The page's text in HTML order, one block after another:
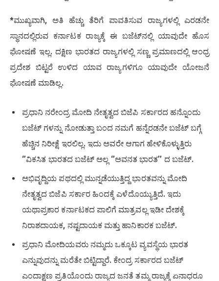
*ಮುಖ್ಯವಾಗಿ, ಅತಿ ಹೆಚ್ಚು ತೆರಿಗೆ ಪಾವತಿಸುವ ರಾಜ್ಯಗಳಲ್ಲಿ ಎರಡನೇ
ಸ್ಥಾನದಲ್ಲಿರುವ ಕರ್ನಾಟಕ ರಾಜ್ಯಕ್ಕೆ ಈ ಬಜೆಟ್‌ನಲ್ಲಿ ಯಾವುದೇ ಹೊಸ
ಘೋಷಣೆ ಇಲ್ಲ. ದಕ್ಷಿಣ ಭಾರತದ ರಾಜ್ಯಗಳಲ್ಲಿ ಸಣ್ಣ ಪ್ರಮಾಣದಲ್ಲಿ ಆಂಧ್ರ
ಪ್ರದೇಶ ಬಿಟ್ಟರೆ ಉಳಿದ ಯಾವ ರಾಜ್ಯಗಳಿಗೂ ಯಾವುದೇ ಯೋಜನೆ
ಘೋಷಣೆ ಮಾಡಿಲ್ಲ.
ಪ್ರಧಾನಿ ನರೇಂದ್ರ ಮೋದಿ ನೇತೃತ್ವದ ಬಿಜೆಪಿ ಸರ್ಕಾರದ ಹನ್ನೊಂದು
ಬಜೆಟ್ ಗಳನ್ನು ನೋಡುತ್ತಾ ಬಂದ ನಮಗೆ ಹನ್ನೆರಡನೇ ಬಜೆಟ್ ಬಗ್ಗೆ
ಹೆಚ್ಚಿನ ನಿರೀಕ್ಷೆ ಇರಲಿಲ್ಲ. ಇದು ಅವರೇ ಆಗಾಗ ಹೇಳಿಕೊಳ್ಳುತ್ತಿರು
‘’ವಿಕಸಿತ ಭಾರತದ ಬಜೆಟ್ ಅಲ್ಲ ‘’ಅವನತ ಭಾರತ’’ ದ ಬಜೆಟ್.
ಅಭಿವೃದ್ದಿಯ ಪಥದಲ್ಲಿ ಮುನ್ನಡೆಯುತ್ತಿದ್ದ ಭಾರತವನ್ನು ಮೋದಿ
ನೇತೃತ್ವದ ಬಿಜೆಪಿ ಸರ್ಕಾರ ಹಿಂದಕ್ಕೆ ಎಳೆದೊಯ್ಯುತ್ತಿದೆ. ಇದು
ಯಥಾಪ್ರಕಾರ ಕರ್ನಾಟಕದ ಪಾಲಿಗೆ ಮಾತ್ರವಲ್ಲ ಇಡೀ ದೇಶಕ್ಕೆ
ನಿರಾಶದಾಯಕ, ನಷ್ಟದಾಯಕ ಮತ್ತು ಹಾನಿಕಾರಕ ಬಜೆಟ್.
ಪ್ರಧಾನಿ ಮೋದಿಯವರು ನಮ್ಮದು ಒಕ್ಕೂಟ ವ್ಯವಸ್ಥೆಯ ಭಾರತ
ಎನ್ನುವುದನ್ನು ಮರೆತೇ ಬಿಟ್ಟಿದ್ದಾರೆ. ಕೇಂದ್ರ ಸರ್ಕಾರದ ಬಜೆಟ್
ಎಂದಾಕ್ಷಣ ಪ್ರತಿಯೊಂದು ರಾಜ್ಯದ ಜನತೆ ತಮ್ಮ ರಾಜ್ಯಕ್ಕೆ ಏನಾಧರೂ